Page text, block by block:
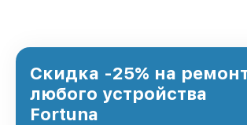
Скидка -25% на
любого устройства
Fortuna